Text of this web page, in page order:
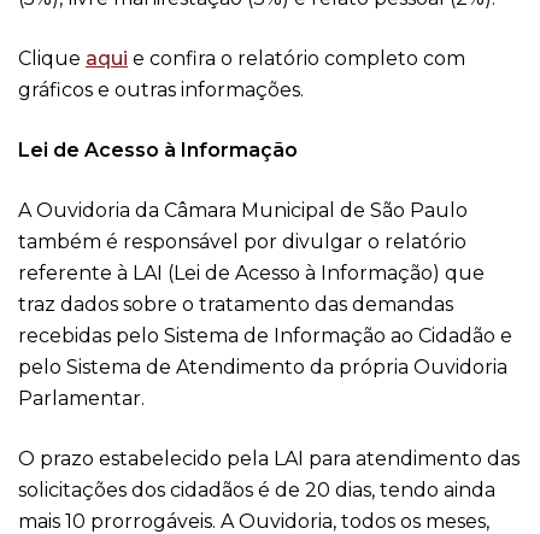
Clique aqui e confira o relatório completo com
gráficos e outras informações.
Lei de Acesso à Informação
A Ouvidoria da Câmara Municipal de São Paulo
também é responsável por divulgar o relatório
referente à LAI (Lei de Acesso à Informação) que
traz dados sobre o tratamento das demandas
recebidas pelo Sistema de Informação ao Cidadão e
pelo Sistema de Atendimento da própria Ouvidoria
Parlamentar.
O prazo estabelecido pela LAI para atendimento das
solicitações dos cidadãos é de 20 dias, tendo ainda
mais 10 prorrogáveis. A Ouvidoria, todos os meses,